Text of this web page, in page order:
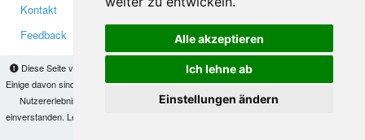
Alle akzeptieren
Ich lehne ab
Einstellungen ändern
Diese Seite verwendet Cookies, um Informationen auf Ihrem Computer zu speichern.
Einige davon sind notwendig, damit unsere Seite funktioniert, andere helfen uns dabei, das
Nutzererlebnis zu verbessern. Mit der Nutzung dieser Seite erklären Sie sich damit
einverstanden. Lesen Sie unsere
Kontakt
Feedback
Facebook
Twitter
YouTube
Google+